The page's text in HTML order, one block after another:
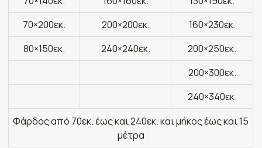
70×200εκ.
200×200εκ.
160×230εκ.
80×150εκ.
240×240εκ.
200×250εκ.
200×300εκ.
240×340εκ.
Φάρδος από 70εκ. έως και 240εκ. και μήκος έως και 15
μέτρα